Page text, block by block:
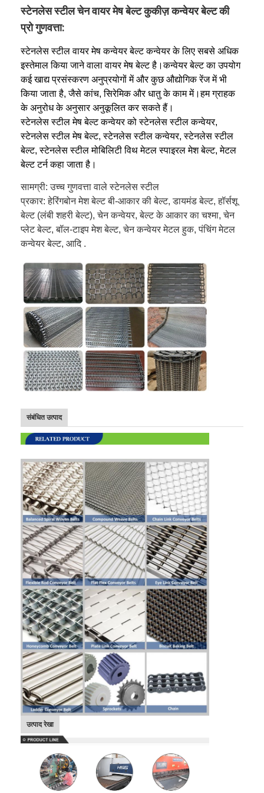
मधुकोश कन्वेयर बेल्ट
कन्वेयर चेन प्लेट
सोलर फोटोवोल्टिक मेश बेल्ट
चेन मेष बेल्ट
सर्पिल फ्रीजर बेल्ट
ओवन कन्वेयर बेल्ट
स्टेनलेस स्टील चेन वायर मेष बेल्ट कुकीज़ कन्वेयर बेल्ट की
प्रो गुणवत्ता:
स्टेनलेस स्टील वायर मेष कन्वेयर बेल्ट कन्वेयर के लिए सबसे अधिक
इस्तेमाल किया जाने वाला वायर मेष बेल्ट है।कन्वेयर बेल्ट का उपयोग
कई खाद्य प्रसंस्करण अनुप्रयोगों में और कुछ औद्योगिक रेंज में भी
किया जाता है, जैसे कांच, सिरेमिक और धातु के काम में।हम ग्राहक
के अनुरोध के अनुसार अनुकूलित कर सकते हैं।
स्टेनलेस स्टील मेष बेल्ट कन्वेयर को स्टेनलेस स्टील कन्वेयर,
स्टेनलेस स्टील मेष बेल्ट, स्टेनलेस स्टील कन्वेयर, स्टेनलेस स्टील
बेल्ट, स्टेनलेस स्टील मोबिलिटी विथ मेटल स्पाइरल मेश बेल्ट, मेटल
बेल्ट टर्न कहा जाता है।
सामग्री: उच्च गुणवत्ता वाले स्टेनलेस स्टील
प्रकार: हेरिंगबोन मेश बेल्ट बी-आकार की बेल्ट, डायमंड बेल्ट, हॉर्सशू
बेल्ट (लंबी शहरी बेल्ट), चेन कन्वेयर, बेल्ट के आकार का चश्मा, चेन
प्लेट बेल्ट, बॉल-टाइप मेश बेल्ट, चेन कन्वेयर मेटल हुक, पंचिंग मेटल
कन्वेयर बेल्ट, आदि .
संबंधित उत्पाद
उत्पाद रेखा